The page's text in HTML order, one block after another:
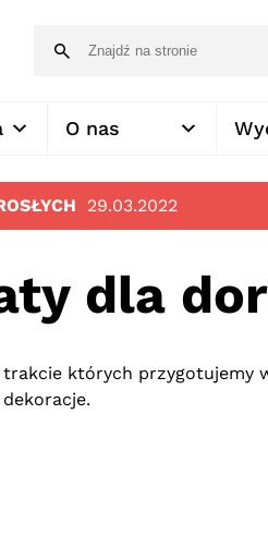
O nas
29.03.2022
dla
których przygotujemy